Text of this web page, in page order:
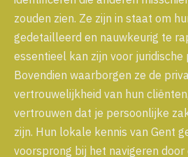
zouden zien. Ze zijn in staat om
gedetailleerd en nauwkeurig te
essentieel kan zijn voor juridische
Bovendien waarborgen ze de
vertrouwelijkheid van hun
vertrouwen dat je persoonlijke
zijn. Hun lokale kennis van Gent
voorsprong bij het navigeren door